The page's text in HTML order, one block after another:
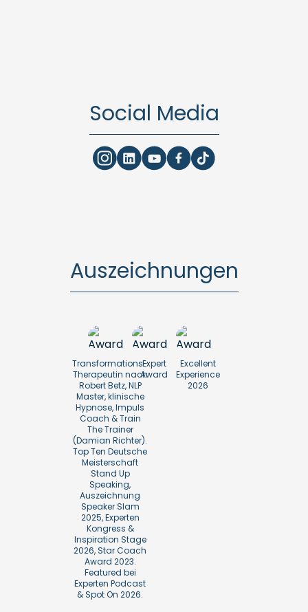
Social Media
Auszeichnungen
Transformations-
Therapeutin nach
Robert Betz, NLP
Master, klinische
Hypnose, Impuls
Coach & Train
The Trainer
(Damian Richter).
Top Ten Deutsche
Meisterschaft
Stand Up
Speaking,
Auszeichnung
Speaker Slam
2025, Experten
Kongress &
Inspiration Stage
2026, Star Coach
Award 2023.
Featured bei
Experten Podcast
& Spot On 2026.
Expert
Award
Excellent
Experience
2026